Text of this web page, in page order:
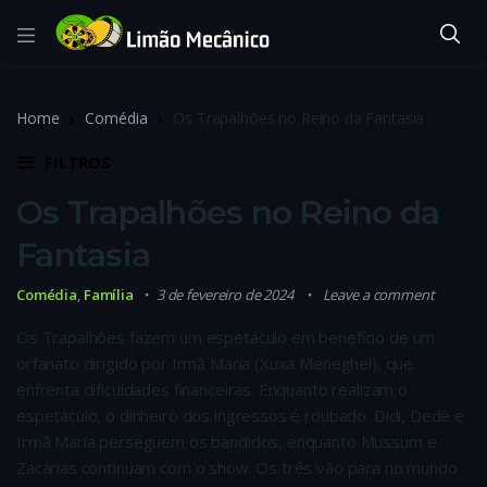
Home Comédia Os Trapalhões no Reino da Fantasia
Os Trapalhões no Reino da
Fantasia
Comédia, Família 3 de fevereiro de 2024 Leave a comment
Os Trapalhões fazem um espetáculo em benefício de um
orfanato dirigido por Irmã Maria (Xuxa Meneghel), que
enfrenta dificuldades financeiras. Enquanto realizam o
espetáculo, o dinheiro dos ingressos é roubado. Didi, Dedé e
Irmã Maria perseguem os bandidos, enquanto Mussum e
Zacarias continuam com o show. Os três vão para no mundo